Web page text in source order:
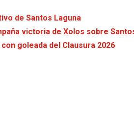
de Santos Laguna
victoria de Xolos sobre
goleada del Clausura 2026